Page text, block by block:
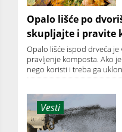
Opalo lišće po
skupljajte i pravite
Opalo lišće ispod drveća
pravljenje komposta. Ako
nego koristi i treba ga
Vesti